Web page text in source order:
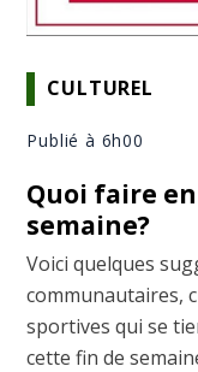
CULTUREL
Publié à 6h00
Quoi faire
semaine?
Voici quelques
communautaires,
sportives qui se
cette fin de